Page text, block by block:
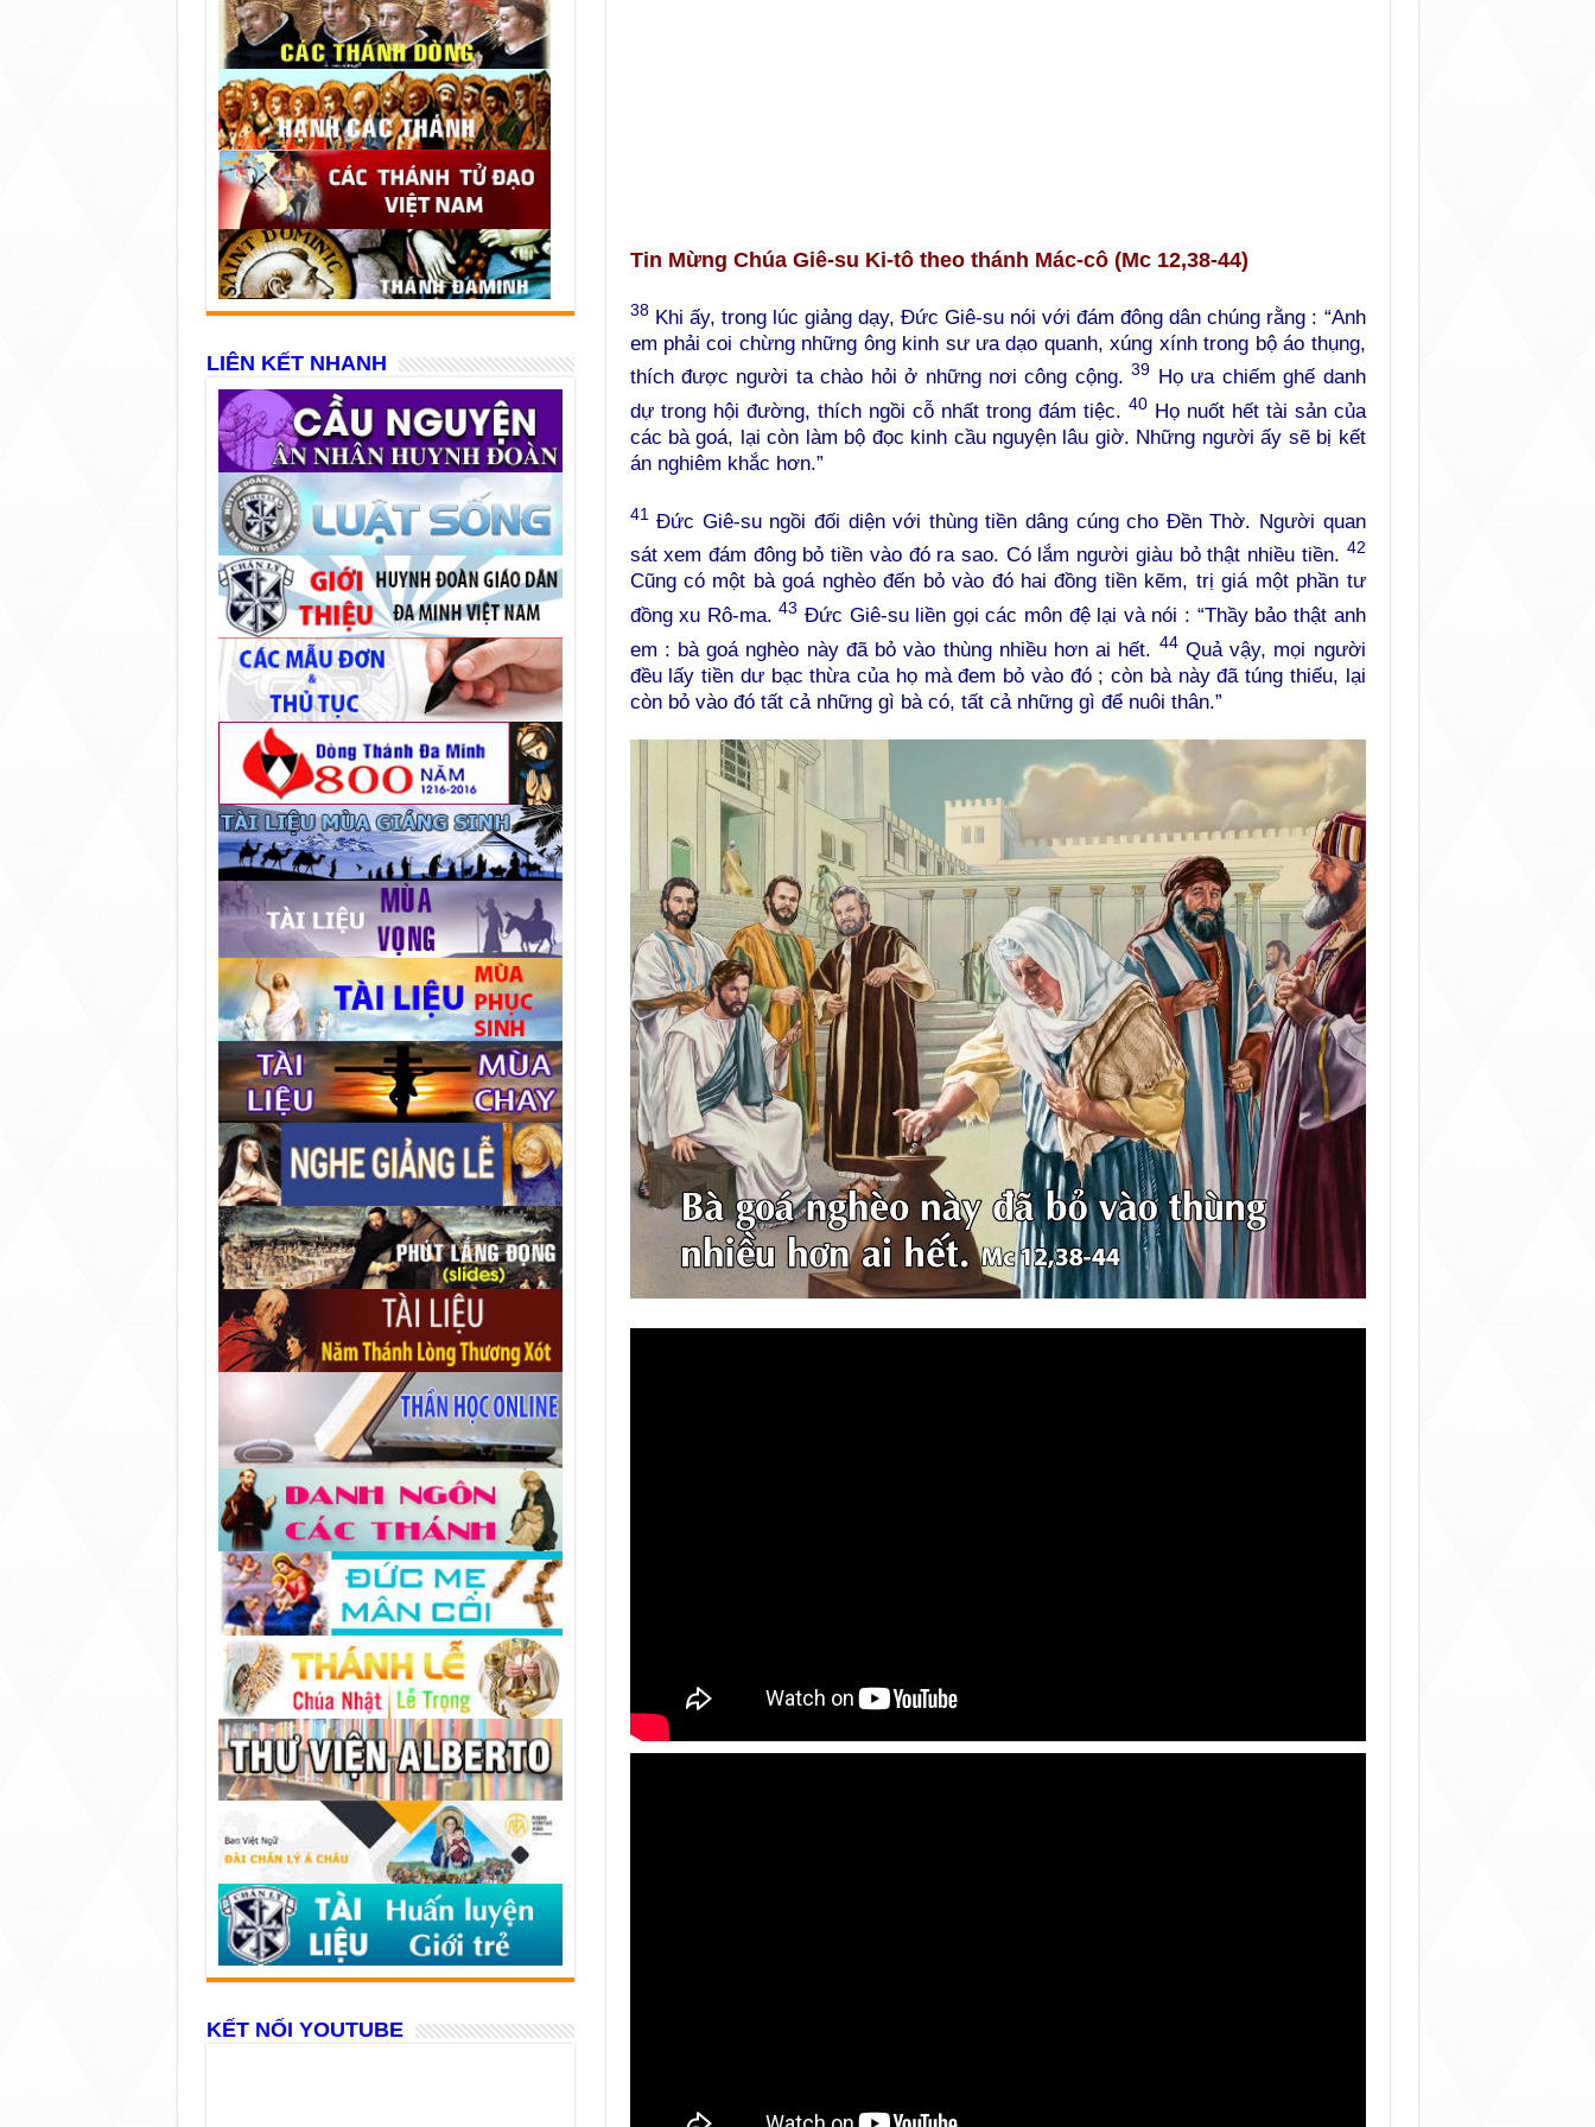
Tin Mừng Chúa Giê-su Ki-tô theo thánh Mác-cô (Mc 12,38-44)
38Khi ấy, trong lúc giảng dạy, Đức Giê-su nói với đám đông dân chúng rằng : “Anh
em phải coi chừng những ông kinh sư ưa dạo quanh, xúng xính trong bộ áo thụng,
thích được người ta chào hỏi ở những nơi công cộng.39
Họ ưa chiếm ghế danh
dự trong hội đường, thích ngồi cỗ nhất trong đám tiệc. 40Họ nuốt hết tài sản của
các bà goá, lại còn làm bộ đọc kinh cầu nguyện lâu giờ. Những người ấy sẽ bị kết
án nghiêm khắc hơn.”
41Đức Giê-su ngồi đối diện với thùng tiền dâng cúng cho Đền Thờ. Người quan
sát xem đám đông bỏ tiền vào đó ra sao. Có lắm người giàu bỏ thật nhiều tiền. 42
Cũng có một bà goá nghèo đến bỏ vào đó hai đồng tiền kẽm, trị giá một phần tư
đồng xu Rô-ma.43 Đức Giê-su liền gọi các môn đệ lại và nói : “Thầy bảo thật anh
em : bà goá nghèo này đã bỏ vào thùng nhiều hơn ai hết. 44Quả vậy, mọi người
đều lấy tiền dư bạc thừa của họ mà đem bỏ vào đó ; còn bà này đã túng thiếu, lại
còn bỏ vào đó tất cả những gì bà có, tất cả những gì để nuôi thân.”
LIÊN KẾT NHANH
KẾT NỐI YOUTUBE